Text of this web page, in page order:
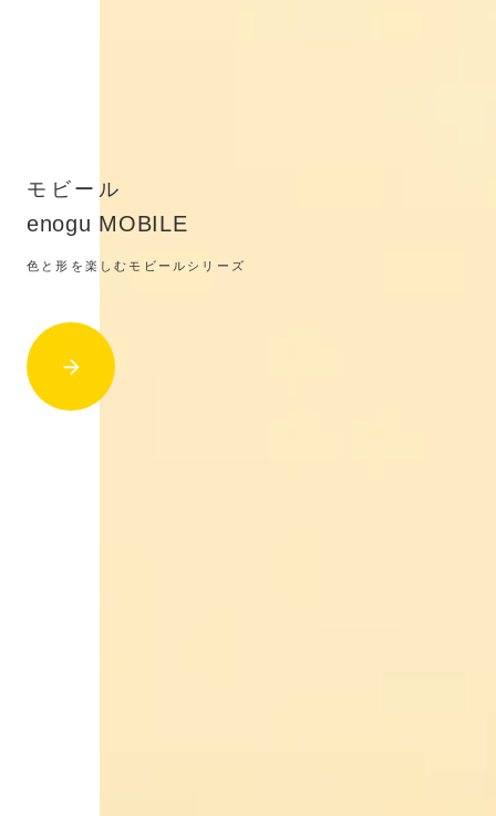
モビール
enogu MOBILE
色と形を楽しむモビールシリーズ